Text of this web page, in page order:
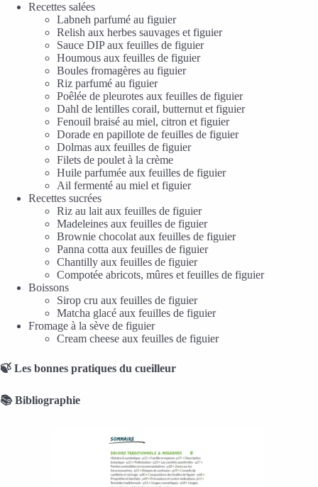
Recettes salées
Labneh parfumé au figuier
Relish aux herbes sauvages et figuier
Sauce DIP aux feuilles de figuier
Houmous aux feuilles de figuier
Boules fromagères au figuier
Riz parfumé au figuier
Poêlée de pleurotes aux feuilles de figuier
Dahl de lentilles corail, butternut et figuier
Fenouil braisé au miel, citron et figuier
Dorade en papillote de feuilles de figuier
Dolmas aux feuilles de figuier
Filets de poulet à la crème
Huile parfumée aux feuilles de figuier
Ail fermenté au miel et figuier
Recettes sucrées
Riz au lait aux feuilles de figuier
Madeleines aux feuilles de figuier
Brownie chocolat aux feuilles de figuier
Panna cotta aux feuilles de figuier
Chantilly aux feuilles de figuier
Compotée abricots, mûres et feuilles de figuier
Boissons
Sirop cru aux feuilles de figuier
Matcha glacé aux feuilles de figuier
Fromage à la sève de figuier
Cream cheese aux feuilles de figuier
🍃 Les bonnes pratiques du cueilleur
📚 Bibliographie